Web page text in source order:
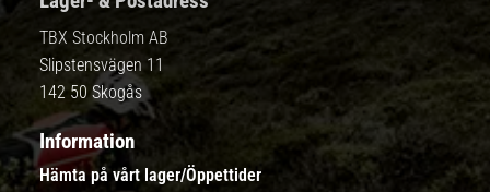
TBX Stockholm AB
Slipstensvägen 11
142 50 Skogås
Information
Hämta på vårt lager/Öppettider